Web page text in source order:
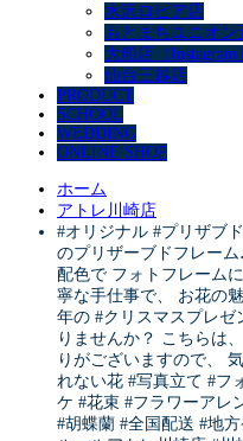
水沢ロピア店
もとまちユニオン
大船店（Instagram
仙台三越店
PRODUCT
SCHOOL
WEDDING
ONLINE SHOP
ホーム
アトレ川崎店
#オリジナル #プリザブ
のプリザーブドフレー
配色で フォトフレーム
寧な手仕事で、 お花の
年の #クリスマスプレゼ
りませんか？ こちらは
りがございますので、
れない花 #写真立て #フ
ケ #花束 #フラワーアレ
#胡蝶蘭 #全国配送 #地